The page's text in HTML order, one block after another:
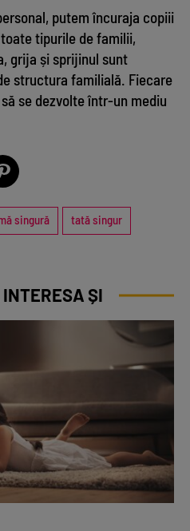
putem încuraja copiii
tipurile de familii,
grija și sprijinul sunt
structura familială. Fiecare
se dezvolte într-un mediu
singură tată singur
ȘI